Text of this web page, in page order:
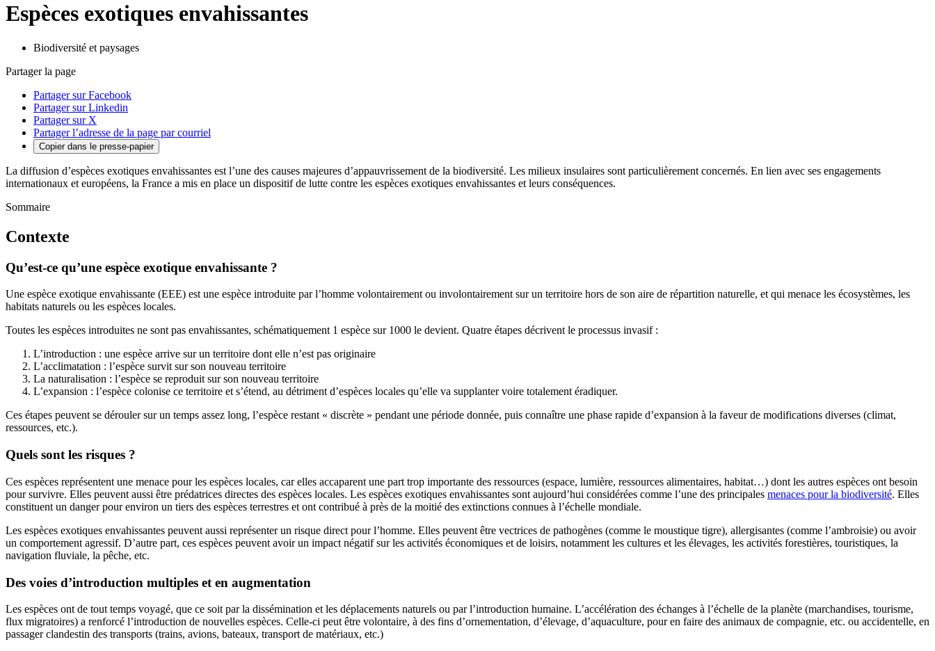
Espèces exotiques envahissantes
Biodiversité et paysages
Partager la page
Partager sur Facebook
Partager sur Linkedin
Partager sur X
Partager l’adresse de la page par courriel
Copier dans le presse-papier
La diffusion d’espèces exotiques envahissantes est l’une des causes majeures d’appauvrissement de la biodiversité. Les milieux insulaires sont particulièrement concernés. En lien avec ses engagements
internationaux et européens, la France a mis en place un dispositif de lutte contre les espèces exotiques envahissantes et leurs conséquences.
Sommaire
Contexte
Qu’est-ce qu’une espèce exotique envahissante ?
Une espèce exotique envahissante (EEE) est une espèce introduite par l’homme volontairement ou involontairement sur un territoire hors de son aire de répartition naturelle, et qui menace les écosystèmes, les
habitats naturels ou les espèces locales.
Toutes les espèces introduites ne sont pas envahissantes, schématiquement 1 espèce sur 1000 le devient. Quatre étapes décrivent le processus invasif :
L’introduction : une espèce arrive sur un territoire dont elle n’est pas originaire
L’acclimatation : l’espèce survit sur son nouveau territoire
La naturalisation : l’espèce se reproduit sur son nouveau territoire
L’expansion : l’espèce colonise ce territoire et s’étend, au détriment d’espèces locales qu’elle va supplanter voire totalement éradiquer.
Ces étapes peuvent se dérouler sur un temps assez long, l’espèce restant « discrète » pendant une période donnée, puis connaître une phase rapide d’expansion à la faveur de modifications diverses (climat,
ressources, etc.).
Quels sont les risques ?
Ces espèces représentent une menace pour les espèces locales, car elles accaparent une part trop importante des ressources (espace, lumière, ressources alimentaires, habitat…) dont les autres espèces ont besoin
pour survivre. Elles peuvent aussi être prédatrices directes des espèces locales. Les espèces exotiques envahissantes sont aujourd’hui considérées comme l’une des principales menaces pour la biodiversité. Elles
constituent un danger pour environ un tiers des espèces terrestres et ont contribué à près de la moitié des extinctions connues à l’échelle mondiale.
Les espèces exotiques envahissantes peuvent aussi représenter un risque direct pour l’homme. Elles peuvent être vectrices de pathogènes (comme le moustique tigre), allergisantes (comme l’ambroisie) ou avoir
un comportement agressif. D’autre part, ces espèces peuvent avoir un impact négatif sur les activités économiques et de loisirs, notamment les cultures et les élevages, les activités forestières, touristiques, la
navigation fluviale, la pêche, etc.
Des voies d’introduction multiples et en augmentation
Les espèces ont de tout temps voyagé, que ce soit par la dissémination et les déplacements naturels ou par l’introduction humaine. L’accélération des échanges à l’échelle de la planète (marchandises, tourisme,
flux migratoires) a renforcé l’introduction de nouvelles espèces. Celle-ci peut être volontaire, à des fins d’ornementation, d’élevage, d’aquaculture, pour en faire des animaux de compagnie, etc. ou accidentelle, en
passager clandestin des transports (trains, avions, bateaux, transport de matériaux, etc.)